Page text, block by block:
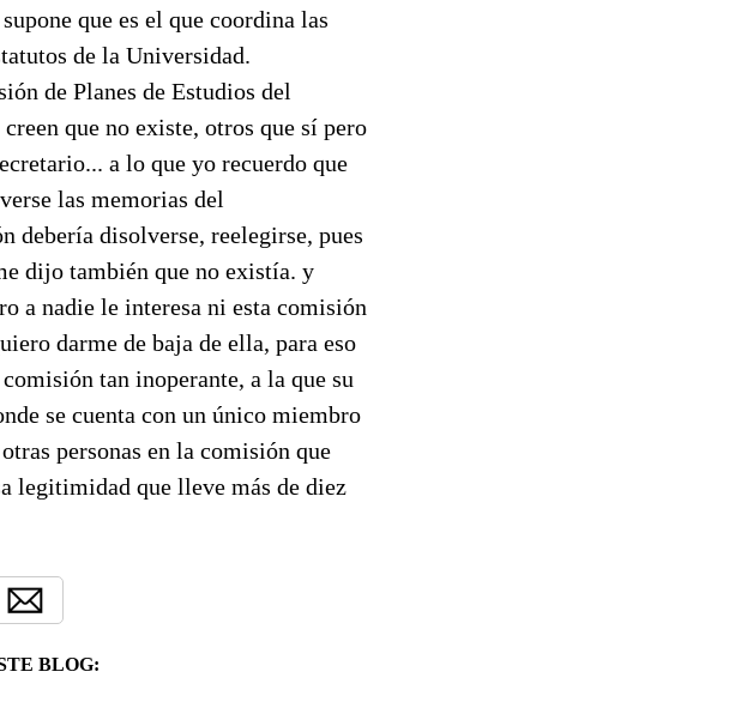
que es el que coordina las
de la Universidad.
de Planes de Estudios del
que no existe, otros que sí pero
a lo que yo recuerdo que
las memorias del
debería disolverse, reelegirse, pues
dijo también que no existía. y
a nadie le interesa ni esta comisión
darme de baja de ella, para eso
tan inoperante, a la que su
se cuenta con un único miembro
personas en la comisión que
legitimidad que lleve más de diez
BLOG: